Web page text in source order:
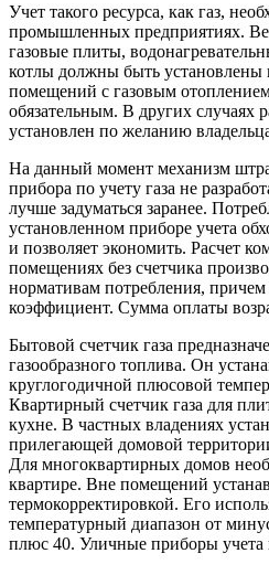
Учет такого ресурса, как газ,
промышленных предприятиях.
газовые плиты,
котлы должны быть установлены
помещений с газовым отоплением
обязательным. В других случаях
установлен по желанию
На данный момент механизм
прибора по учету газа не
лучше задуматься заранее.
установленном приборе учета
и позволяет экономить. Расчет
помещениях без счетчика
нормативам потребления,
коэффициент. Сумма оплаты
Бытовой счетчик газа
газообразного топлива. Он
круглогодичной плюсовой
Квартирный счетчик газа для
кухне. В частных владениях
прилегающей домовой
Для многоквартирных домов
квартире. Вне помещений
термокорректировкой. Его
температурный диапазон от
плюс 40. Уличные приборы